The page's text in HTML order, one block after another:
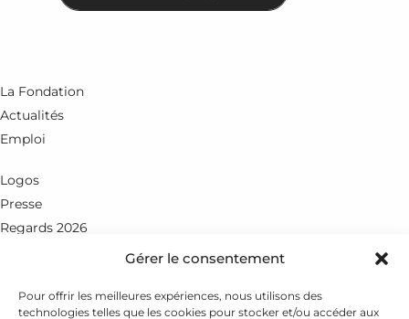
Gérer le consentement
Pour offrir les meilleures expériences, nous utilisons des
technologies telles que les cookies pour stocker et/ou accéder aux
La Fondation
Actualités
Emploi
Logos
Presse
Regards 2026
Rue du Petit-Chêne 18